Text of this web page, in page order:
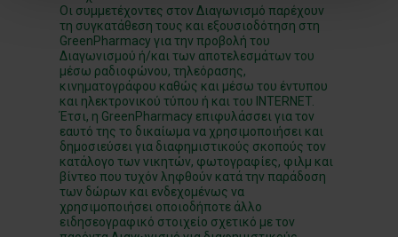
Οι συμμετέχοντες στον Διαγωνισμό παρέχουν
τη συγκατάθεση τους και εξουσιοδότηση στη
GreenPharmacy για την προβολή του
Διαγωνισμού ή/και των αποτελεσμάτων του
μέσω ραδιοφώνου, τηλεόρασης,
κινηματογράφου καθώς και μέσω του έντυπου
και ηλεκτρονικού τύπου ή και του INTERNET.
Έτσι, η GreenPharmacy επιφυλάσσει για τον
εαυτό της το δικαίωμα να χρησιμοποιήσει και
δημοσιεύσει για διαφημιστικούς σκοπούς τον
κατάλογο των νικητών, φωτογραφίες, φιλμ και
βίντεο που τυχόν ληφθούν κατά την παράδοση
των δώρων και ενδεχομένως να
χρησιμοποιήσει οποιοδήποτε άλλο
ειδησεογραφικό στοιχείο σχετικό με τον